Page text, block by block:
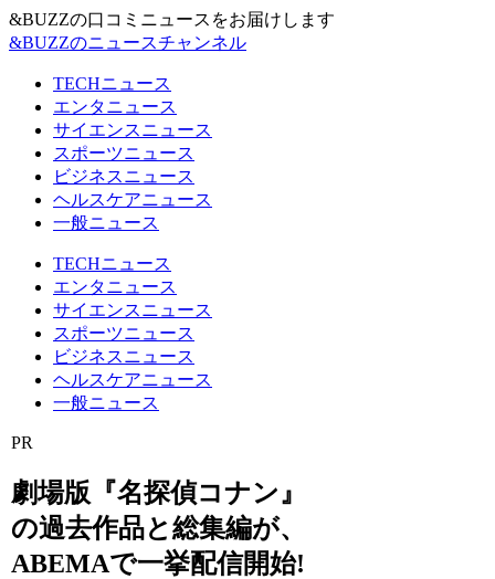
&BUZZの口コミニュースをお届けします
&BUZZのニュースチャンネル
TECHニュース
エンタニュース
サイエンスニュース
スポーツニュース
ビジネスニュース
ヘルスケアニュース
一般ニュース
TECHニュース
エンタニュース
サイエンスニュース
スポーツニュース
ビジネスニュース
ヘルスケアニュース
一般ニュース
PR
劇場版『名探偵コナン』
の過去作品と総集編が、
ABEMAで一挙配信開始!